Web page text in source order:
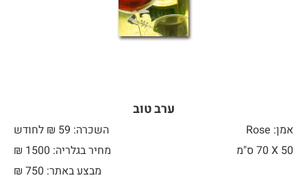
ערב טוב
אמן: Rose
השכרה: 59 ₪ לחודש
50 X
מחיר בגלריה: 1500 ₪
מבצע באתר:
₪ 750